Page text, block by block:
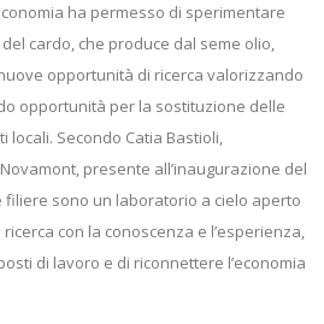
ha permesso di sperimentare
cardo, che produce dal seme olio,
opportunità di ricerca valorizzando
opportunità per la sostituzione delle
Secondo Catia Bastioli,
presente all’inaugurazione del
filiere sono un laboratorio a cielo aperto
con la conoscenza e l’esperienza,
di lavoro e di riconnettere l’economia